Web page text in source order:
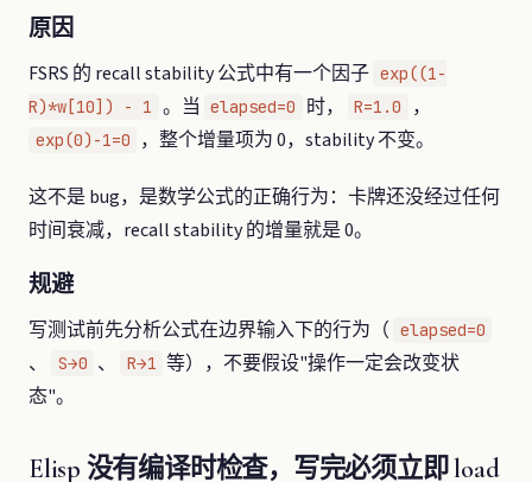
原因
FSRS 的 recall stability 公式中有一个因子 exp((1-
R)*w[10]) - 1 。当 elapsed=0 时， R=1.0 ，
exp(0)-1=0 ，整个增量项为 0，stability 不变。
这不是 bug，是数学公式的正确行为：卡牌还没经过任何
时间衰减，recall stability 的增量就是 0。
规避
写测试前先分析公式在边界输入下的行为（ elapsed=0
、 S→0 、 R→1 等），不要假设"操作一定会改变状
态"。
Elisp 没有编译时检查，写完必须立即 load